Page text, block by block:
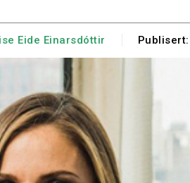
Eide Einarsdóttir Publisert: